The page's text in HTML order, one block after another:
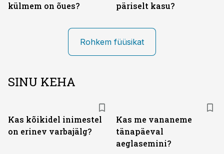
külmem on õues?
päriselt kasu?
Rohkem füüsikat
SINU KEHA
Kas kõikidel inimestel
on erinev varbajälg?
Kas me vananeme
tänapäeval
aeglasemini?